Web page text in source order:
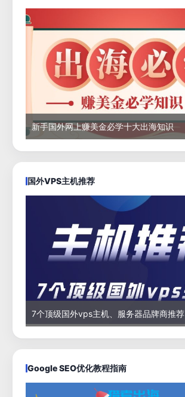
新手国外网上赚美金必学十大出海知识
国外VPS主机推荐
7个顶级国外vps主机、服务器品牌商推荐
Google SEO优化教程指南